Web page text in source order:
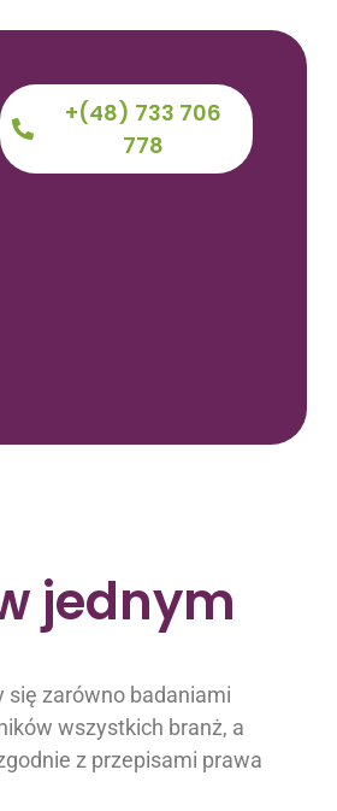
+(48) 733 706
778
jednym
się zarówno badaniami
wszystkich branż, a
z przepisami prawa